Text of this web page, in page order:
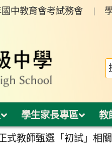
中教育會考試務會
學生家長專區 教
式教師甄選「初試」相